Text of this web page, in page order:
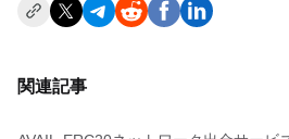
関連記事